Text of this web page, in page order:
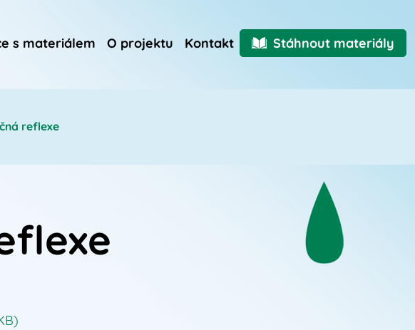
s materiálem O projektu Kontakt Stáhnout materiály
reflexe